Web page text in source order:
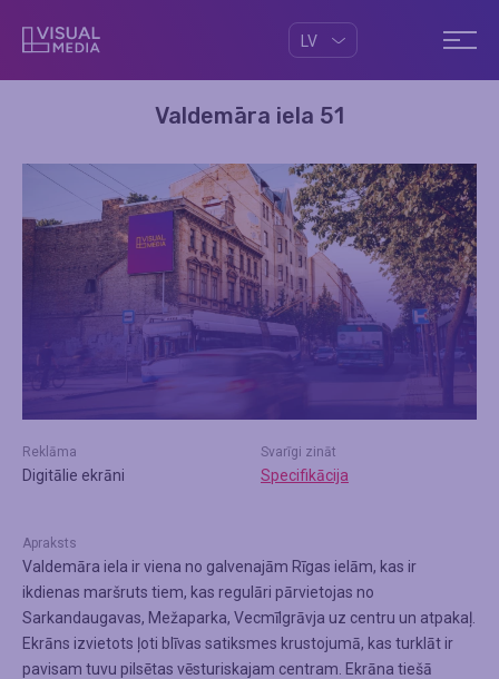
LV
Valdemāra iela 51
Reklāma
Digitālie ekrāni
Svarīgi zināt
Specifikācija
Apraksts
Valdemāra iela ir viena no galvenajām Rīgas ielām, kas ir
ikdienas maršruts tiem, kas regulāri pārvietojas no
Sarkandaugavas, Mežaparka, Vecmīlgrāvja uz centru un atpakaļ.
Ekrāns izvietots ļoti blīvas satiksmes krustojumā, kas turklāt ir
pavisam tuvu pilsētas vēsturiskajam centram. Ekrāna tiešā